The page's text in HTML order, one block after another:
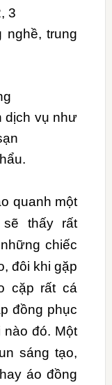
3
nghề, trung
dịch vụ như
quanh một
thấy rất
chiếc
đôi khi gặp
cặp rất cá
đồng phục
nào đó. Một
sáng tạo,
áo đồng